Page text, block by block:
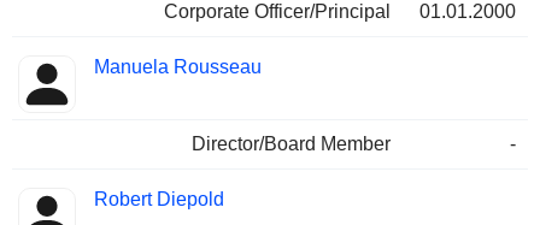
Corporate Officer/Principal 01.01.2000
Manuela Rousseau
Director/Board Member -
Robert Diepold